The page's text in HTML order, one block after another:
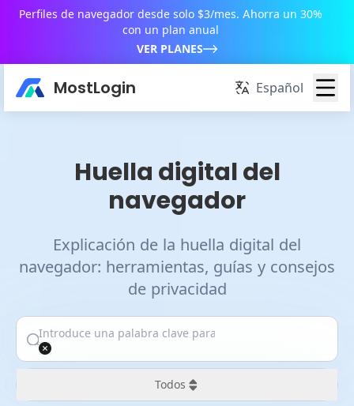
Perfiles de navegador desde solo $3/mes. Ahorra un 30%
con un plan anual
VER PLANES
MostLogin Español
Huella digital del
navegador
Explicación de la huella digital del
navegador: herramientas, guías y consejos
de privacidad
Todos